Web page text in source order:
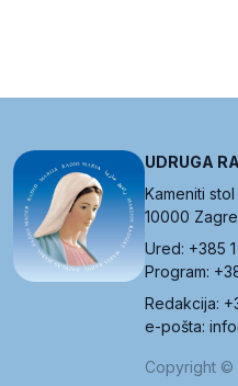
UDRUGA
Kameniti stol
10000
Ured: +385
Program:
Redakcija:
e-pošta:
Copyright ©